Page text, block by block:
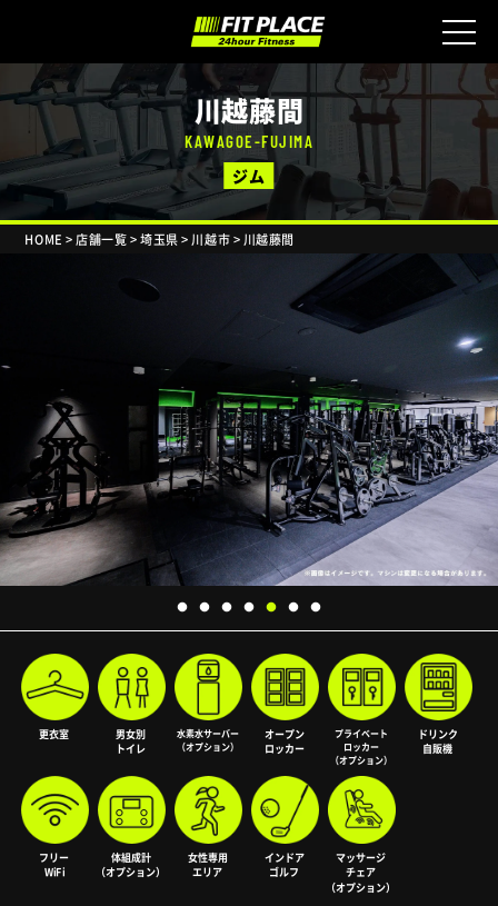
川越藤間
KAWAGOE-FUJIMA
ジム
HOME > 店舗一覧>埼玉県> 川越市> 川越藤間
更衣室
男女別
トイレ
水素水サーバー
（オプション）
オープン
ロッカー
プライベート
ロッカー
（オプション）
ドリンク
自販機
フリー
WiFi
体組成計
（オプション）
女性専用
エリア
インドア
ゴルフ
マッサージ
チェア
（オプション）